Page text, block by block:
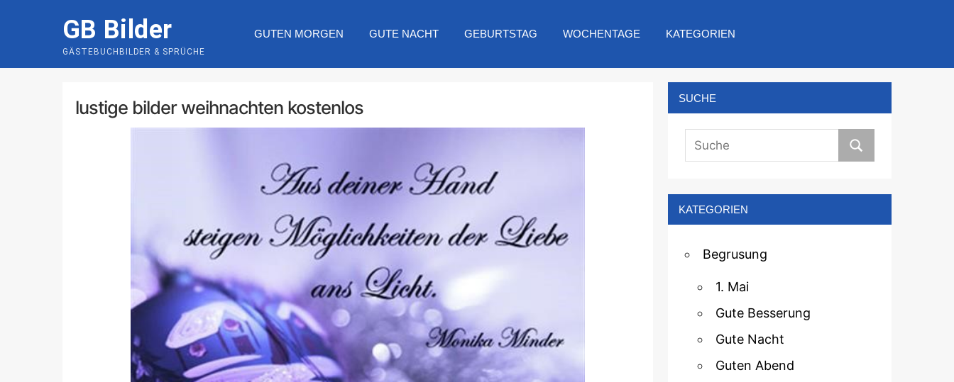
GB Bilder
GÄSTEBUCHBILDER & SPRÜCHE
GUTEN MORGEN GUTE NACHT GEBURTSTAG WOCHENTAGE KATEGORIEN
lustige bilder weihnachten kostenlos SUCHE
KATEGORIEN
Begrusung
1. Mai
Gute Besserung
Gute Nacht
Guten Abend